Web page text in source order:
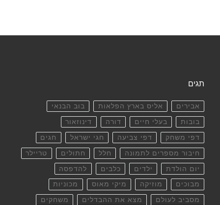
תגים
אבירים אליס בארץ הפלאות בוב הבנאי
בובות בעלי חיים דורה דינוזאור
דפי משחק דפי צביעה חגי ישראל חגים
חיבור מספרים לתמונה חלל חתולים טריילר
יום הולדת ילדים כלבים להדפסה
מבוכים מוזיקה מיקי מאוס מכוניות
מסביב לעולם מצא את ההבדלים משחקים